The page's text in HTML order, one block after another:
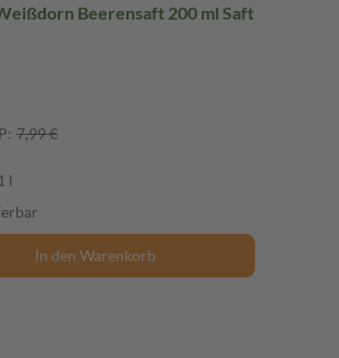
Beerensaft 200 ml Saft
7,99 €
l
In den Warenkorb